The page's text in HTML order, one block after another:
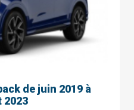
de juin 2019 à
2023